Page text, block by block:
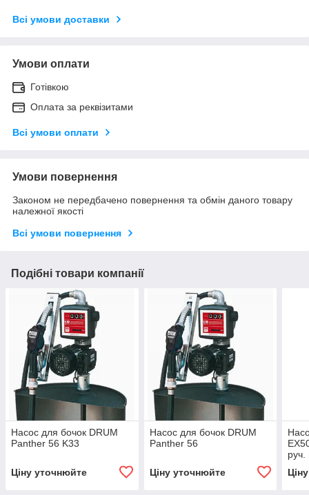
Всі умови доставки
Умови оплати
Готівкою
Оплата за реквізитами
Всі умови оплати
Умови повернення
Законом не передбачено повернення та обмін даного товару
належної якості
Всі умови повернення
Подібні товари компанії
Насос для бочок DRUM
Panther 56 K33
Ціну уточнюйте
Насос для бочок DRUM
Panther 56
Ціну уточнюйте
руч.